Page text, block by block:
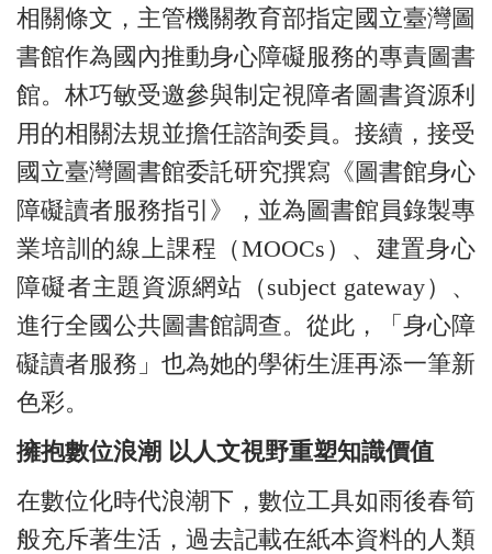
相關條文，主管機關教育部指定國立臺灣圖
書館作為國內推動身心障礙服務的專責圖書
館。林巧敏受邀參與制定視障者圖書資源利
用的相關法規並擔任諮詢委員。接續，接受
國立臺灣圖書館委託研究撰寫《圖書館身心
障礙讀者服務指引》，並為圖書館員錄製專
業培訓的線上課程（MOOCs）、建置身心
障礙者主題資源網站（subject gateway）、
進行全國公共圖書館調查。從此，「身心障
礙讀者服務」也為她的學術生涯再添一筆新
色彩。
擁抱數位浪潮 以人文視野重塑知識價值
在數位化時代浪潮下，數位工具如雨後春筍
般充斥著生活，過去記載在紙本資料的人類